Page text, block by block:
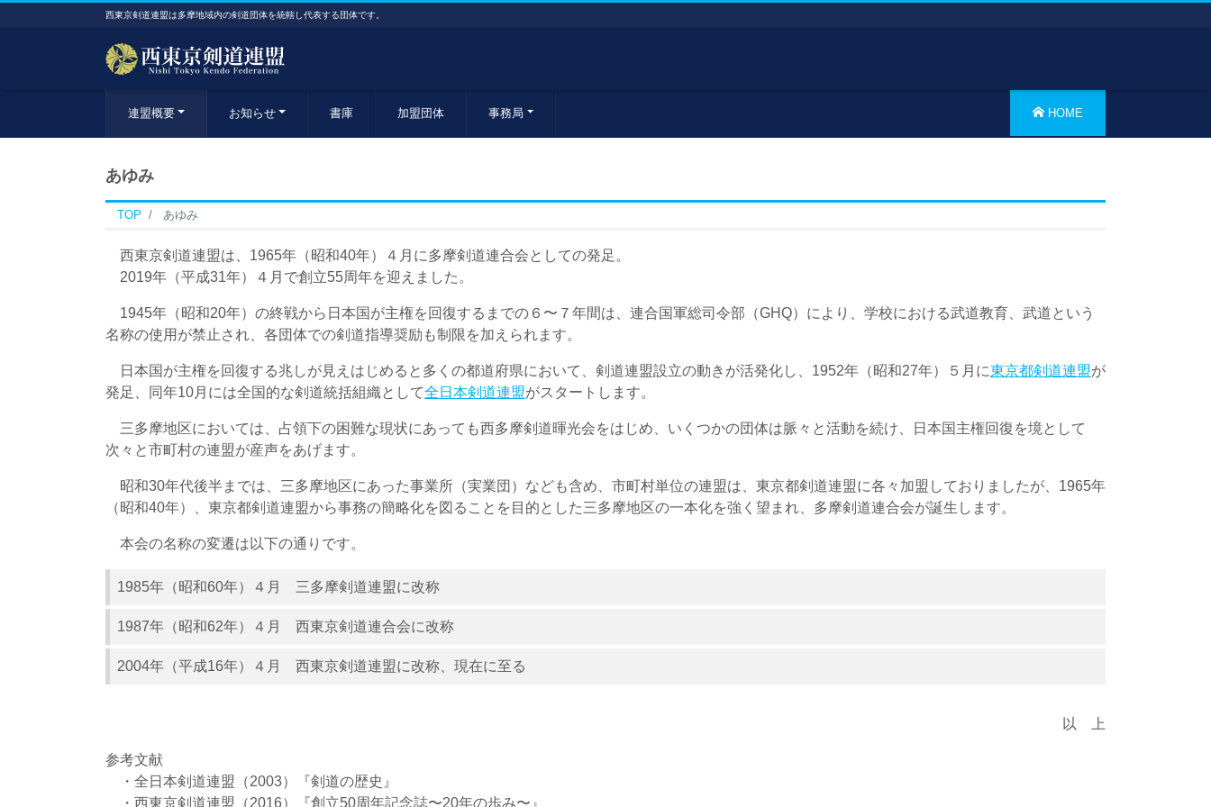
西東京剣道連盟は多摩地域内の剣道団体を統轄し代表する団体です。
連盟概要 お知らせ 書庫 加盟団体 事務局 HOME
あゆみ
TOP あゆみ
西東京剣道連盟は、1965年（昭和40年）４月に多摩剣道連合会としての発足。
2019年（平成31年）４月で創立55周年を迎えました。
1945年（昭和20年）の終戦から日本国が主権を回復するまでの６〜７年間は、連合国軍総司令部（GHQ）により、学校における武道教育、武道という
名称の使用が禁止され、各団体での剣道指導奨励も制限を加えられます。
日本国が主権を回復する兆しが見えはじめると多くの都道府県において、剣道連盟設立の動きが活発化し、1952年（昭和27年）５月に東京都剣道連盟が
発足、同年10月には全国的な剣道統括組織として全日本剣道連盟がスタートします。
三多摩地区においては、占領下の困難な現状にあっても西多摩剣道暉光会をはじめ、いくつかの団体は脈々と活動を続け、日本国主権回復を境として
次々と市町村の連盟が産声をあげます。
昭和30年代後半までは、三多摩地区にあった事業所（実業団）なども含め、市町村単位の連盟は、東京都剣道連盟に各々加盟しておりましたが、1965年
（昭和40年）、東京都剣道連盟から事務の簡略化を図ることを目的とした三多摩地区の一本化を強く望まれ、多摩剣道連合会が誕生します。
本会の名称の変遷は以下の通りです。
1985年（昭和60年）４月 三多摩剣道連盟に改称
1987年（昭和62年）４月 西東京剣道連合会に改称
2004年（平成16年）４月 西東京剣道連盟に改称、現在に至る
以 上
参考文献
・全日本剣道連盟（2003）『剣道の歴史』
・西東京剣道連盟（2016）『創立50周年記念誌〜20年の歩み〜』